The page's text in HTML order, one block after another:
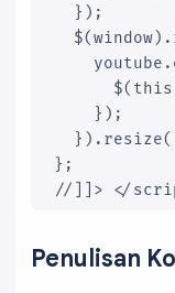
  });
    });
};
//]]> </
Penulisan